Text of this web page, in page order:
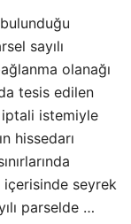
sayılı
olanağı
tesis edilen
iptali istemiyle
hissedarı
içerisinde seyrek
parselde …